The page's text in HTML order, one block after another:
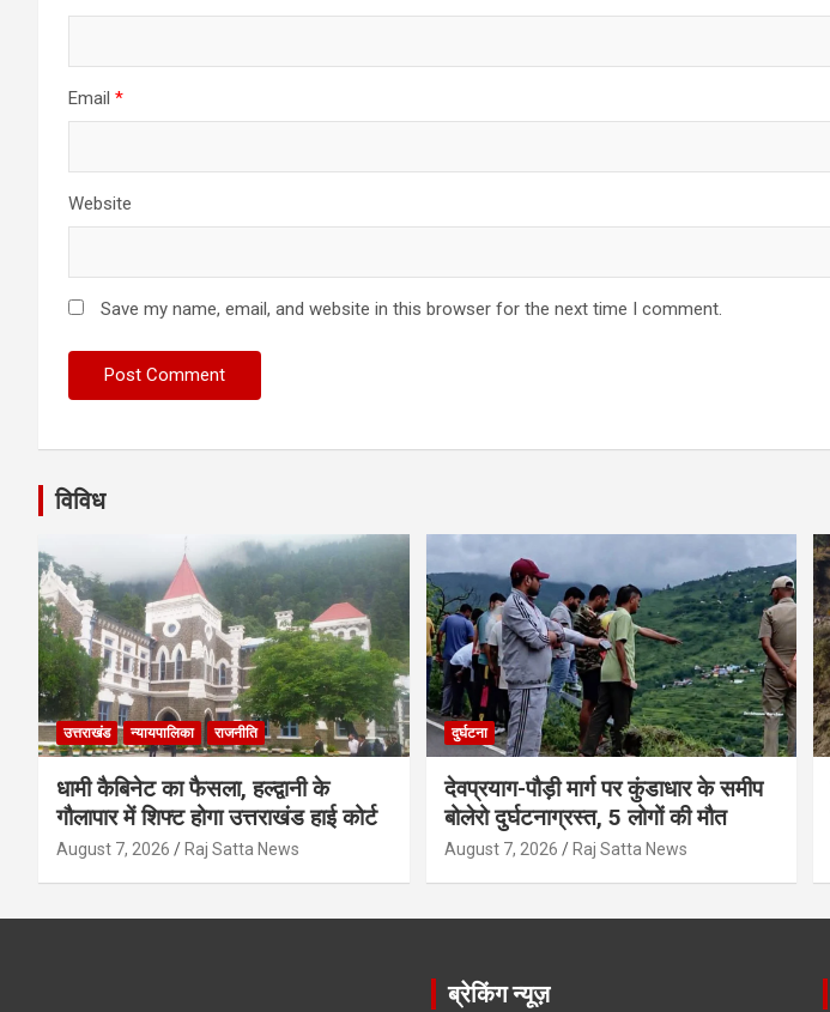
Email *
Website
Save my name, email, and website in this browser for the next time I comment.
विविध
उत्तराखंड न्यायपालिका राजनीति
धामी कैबिनेट का फैसला, हल्द्वानी के
गौलापार में शिफ्ट होगा उत्तराखंड हाई कोर्ट
August 7, 2026 Raj Satta News
दुर्घटना
देवप्रयाग-पौड़ी मार्ग पर कुंडाधार के समीप
बोलेरो दुर्घटनाग्रस्त, 5 लोगों की मौत
August 7, 2026 Raj Satta News
ब्रेकिंग न्यूज़